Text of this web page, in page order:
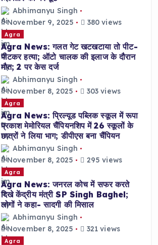
Abhimanyu Singh
November 9, 2025
380 views
Agra
Agra News: गलत गेट खटखटाया तो पीट-
पीटकर हत्या; ऑटो चालक की इलाज के दौरान
मौत; 2 पर केस दर्ज
Abhimanyu Singh
November 8, 2025
303 views
Agra
Agra News: प्रिल्यूड पब्लिक स्कूल में रूपा
प्रकाश मेमोरियल चैंपियनशिप में 26 स्कूलों के
छात्रों ने लिया भाग; डीपीएस बना चैंपियन
Abhimanyu Singh
November 8, 2025
295 views
Agra
Agra News: जनरल कोच में सफर करते
दिखे केंद्रीय मंत्री SP Singh Baghel;
लोगों ने कहा- सादगी की मिसाल
Abhimanyu Singh
November 8, 2025
321 views
Agra